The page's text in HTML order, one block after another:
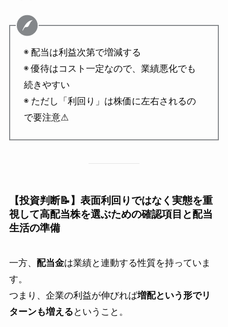
◉ 配当は利益次第で増減する
◉ 優待はコスト一定なので、業績悪化でも
続きやすい
◉ ただし「利回り」は株価に左右されるの
で要注意⚠
【投資判断📝】表面利回りではなく実態を重
視して高配当株を選ぶための確認項目と配当
生活の準備
一方、 配当金は業績と連動する性質を持っていま
す。
つまり、企業の利益が伸びれば増配という形でリ
ターンも増える ということ。